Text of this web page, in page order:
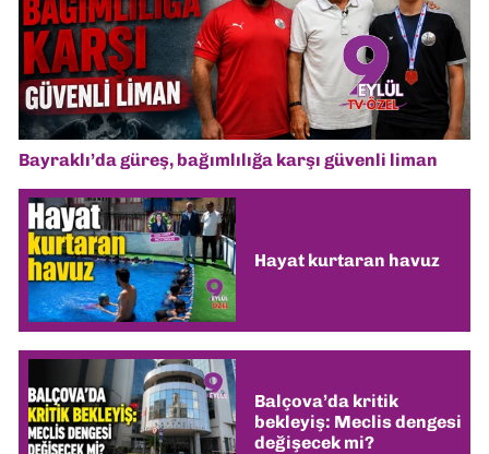
Bayraklı’da güreş, bağımlılığa karşı güvenli liman
Hayat kurtaran havuz
Balçova’da kritik
bekleyiş: Meclis dengesi
değişecek mi?